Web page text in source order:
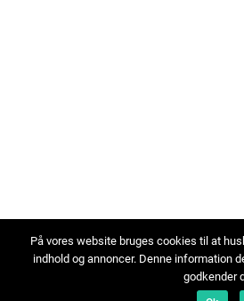
På vores website bruges cookies til at
indhold og annoncer. Denne information
godkender